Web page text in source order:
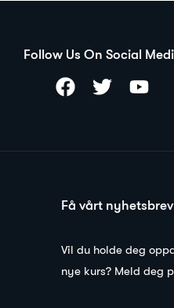
Follow Us On Social
Få vårt nyhetsbrev
Vil du holde deg
nye kurs? Meld deg